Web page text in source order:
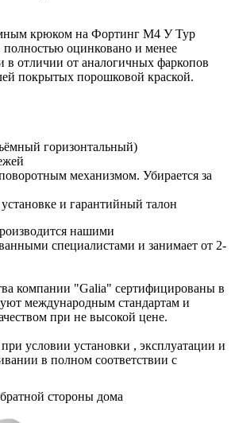
крюком на Фортинг М4 У Тур
оцинковано и менее
в отличии от аналогичных фаркопов
покрытых порошковой краской.
горизонтальный)
механизмом. Убирается за
и гарантийный талон
нашими
специалистами и занимает от 2-
компании "Galia" сертифицированы в
международным стандартам и
при не высокой цене.
условии установки , эксплуатации и
в полном соответствии с